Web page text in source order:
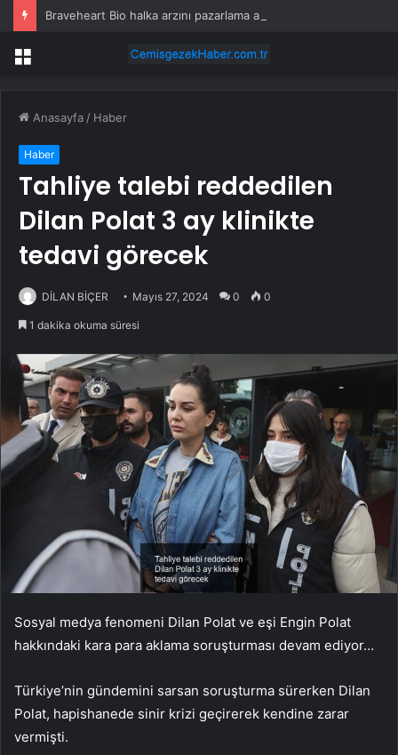
Menü
Anasayfa / Haber
Haber
Tahliye talebi reddedilen
Dilan Polat 3 ay klinikte
tedavi görecek
DİLAN BİÇER Mayıs 27, 2024 0 0
1 dakika okuma süresi
Sosyal medya fenomeni Dilan Polat ve eşi Engin Polat
hakkındaki kara para aklama soruşturması devam ediyor…
Türkiye’nin gündemini sarsan soruşturma sürerken Dilan
Polat, hapishanede sinir krizi geçirerek kendine zarar
vermişti.